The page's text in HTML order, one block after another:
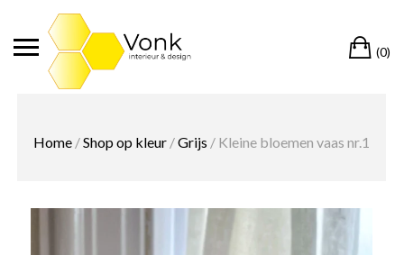
(0)
Home /Shop op kleur /Grijs / Kleine bloemen vaas nr.1